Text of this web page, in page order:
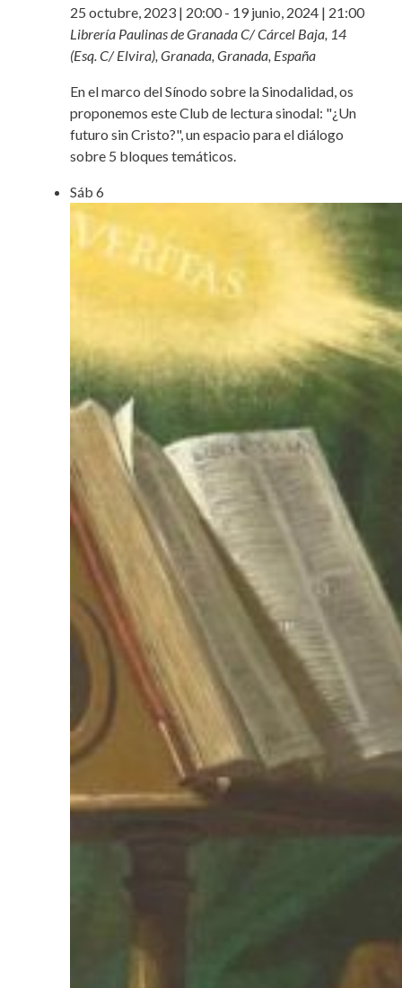
25 octubre, 2023 | 20:00- 19 junio, 2024 | 21:00
Librería Paulinas de GranadaC/ Cárcel Baja, 14
(Esq. C/ Elvira), Granada, Granada, España
En el marco del Sínodo sobre la Sinodalidad, os
proponemos este Club de lectura sinodal: "¿Un
futuro sin Cristo?", un espacio para el diálogo
sobre 5 bloques temáticos.
Sáb 6